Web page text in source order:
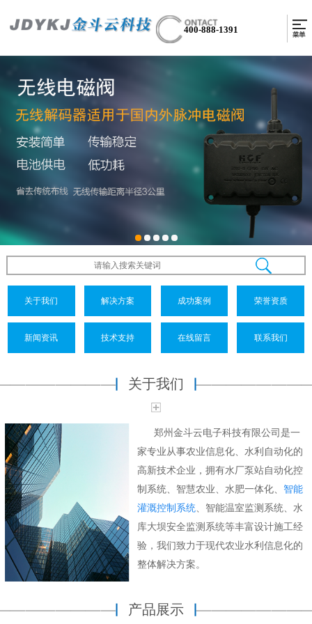
400-888-1391
关于我们 解决方案 成功案例 荣誉资质
新闻资讯 技术支持 在线留言 联系我们
关于我们
郑州金斗云电子科技有限公司是一
家专业从事农业信息化、水利自动化的
高新技术企业，拥有水厂泵站自动化控
制系统、智慧农业、水肥一体化、 智能
灌溉控制系统
智能温室监测系统、 水
库大坝安全监测系统等丰富设计施工经
验，我们致力于现代农业水利信息化的
整体解决方案。
产品展示